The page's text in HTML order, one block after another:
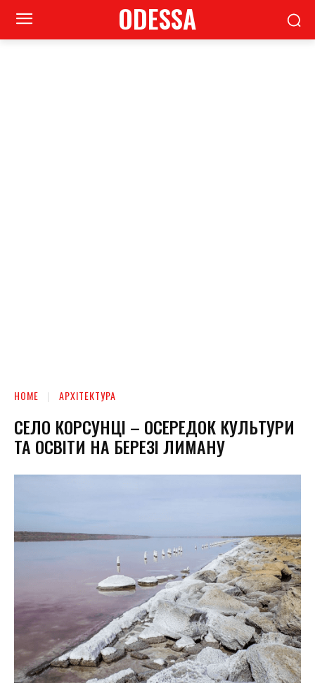
ODESSA
HOME АРХІТЕКТУРА
СЕЛО КОРСУНЦІ – ОСЕРЕДОК КУЛЬТУРИ
ТА ОСВІТИ НА БЕРЕЗІ ЛИМАНУ